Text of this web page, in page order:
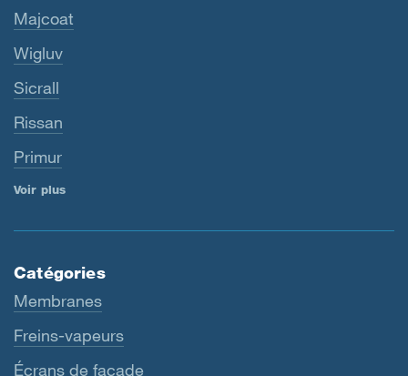
Majcoat
Wigluv
Sicrall
Rissan
Primur
Voir plus
Catégories
Membranes
Freins-vapeurs
Écrans de façade